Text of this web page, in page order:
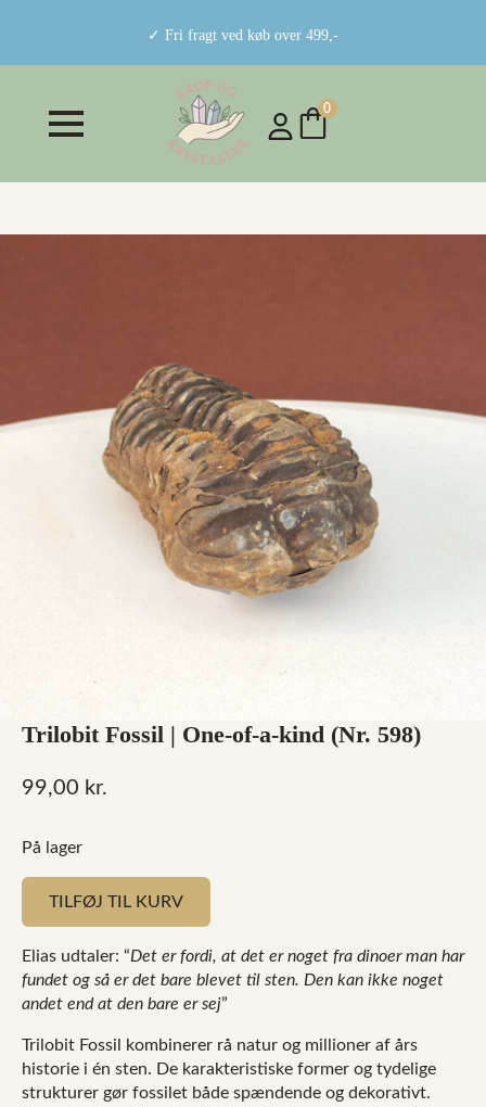
✓ Fri fragt ved køb over 499,-
0
Trilobit Fossil | One-of-a-kind (Nr. 598)
99,00 kr.
På lager
TILFØJ TIL KURV
Elias udtaler: “Det er fordi, at det er noget fra dinoer man har
fundet og så er det bare blevet til sten. Den kan ikke noget
andet end at den bare er sej”
Trilobit Fossil kombinerer rå natur og millioner af års
historie i én sten. De karakteristiske former og tydelige
strukturer gør fossilet både spændende og dekorativt.